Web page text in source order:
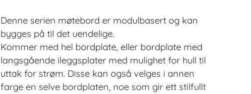
Denne serien møtebord er modulbasert og kan
bygges på til det uendelige.
Kommer med hel bordplate, eller bordplate med
langsgående ileggsplater med mulighet for hull til
uttak for strøm. Disse kan også velges i annen
farge en selve bordplaten, noe som gir ett stilfullt